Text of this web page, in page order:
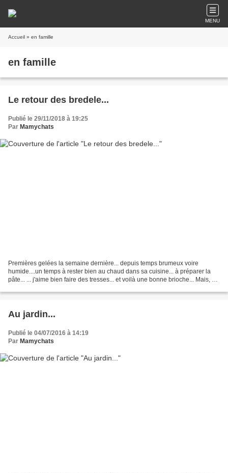
MENU
Accueil » en famille
en famille
Le retour des bredele...
Publié le 29/11/2018 à 19:25
Par Mamychats
Premières gelées la semaine dernière... depuis temps brumeux voire
humide....un temps à rester bien au chaud dans sa cuisine... à préparer la
pâte... ... j'aime bien faire des tresses... et voilà une bonne brioche... Mais, en
Au jardin...
Publié le 04/07/2016 à 14:19
Par Mamychats